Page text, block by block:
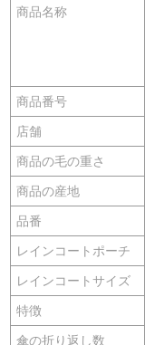
商品名称
商品番号
店舗
商品の毛の重さ
商品の産地
品番
レインコートポーチ
レインコートサイズ
特徴
傘の折り返し数